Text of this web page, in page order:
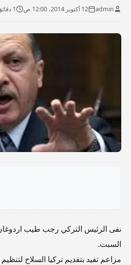
admin 12 أكتوبر 2014، 12:00 ص 1 دقائق قراءة
نفى الرئيس التركي رجب طيب
السبت.
مزاعم تفيد بتقديم تركيا السلاح